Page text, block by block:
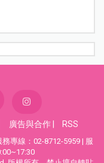
廣告與合作 RSS
專線：02-8712-5959 | 服